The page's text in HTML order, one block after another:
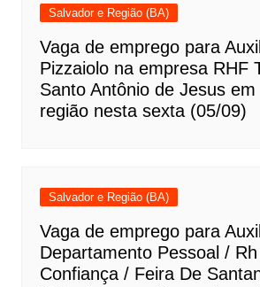
Salvador e Região (BA)
Vaga de emprego para
Pizzaiolo na empresa RHF
Santo Antônio de Jesus
região nesta sexta (05/09)
Salvador e Região (BA)
Vaga de emprego para
Departamento Pessoal /
Confiança / Feira De